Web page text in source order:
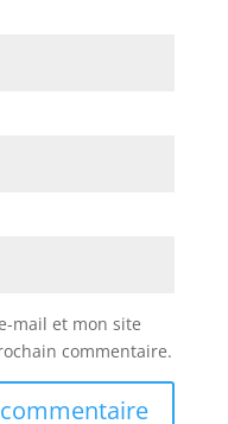
mail et mon site
commentaire.